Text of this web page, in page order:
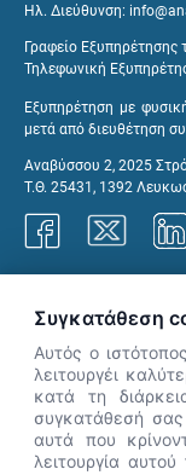
Ηλ. Διεύθυνση:
Γραφείο Εξυπηρέτησης
Τηλεφωνική
Εξυπηρέτηση με
μετά από διευθέτηση
Αναβύσσου 2, 2025
Τ.Θ. 25431, 1392
Συγκατάθεση
Αυτός ο
λειτουργέι
κατά τη
συγκατάθεσή
αυτά που
λειτουργία